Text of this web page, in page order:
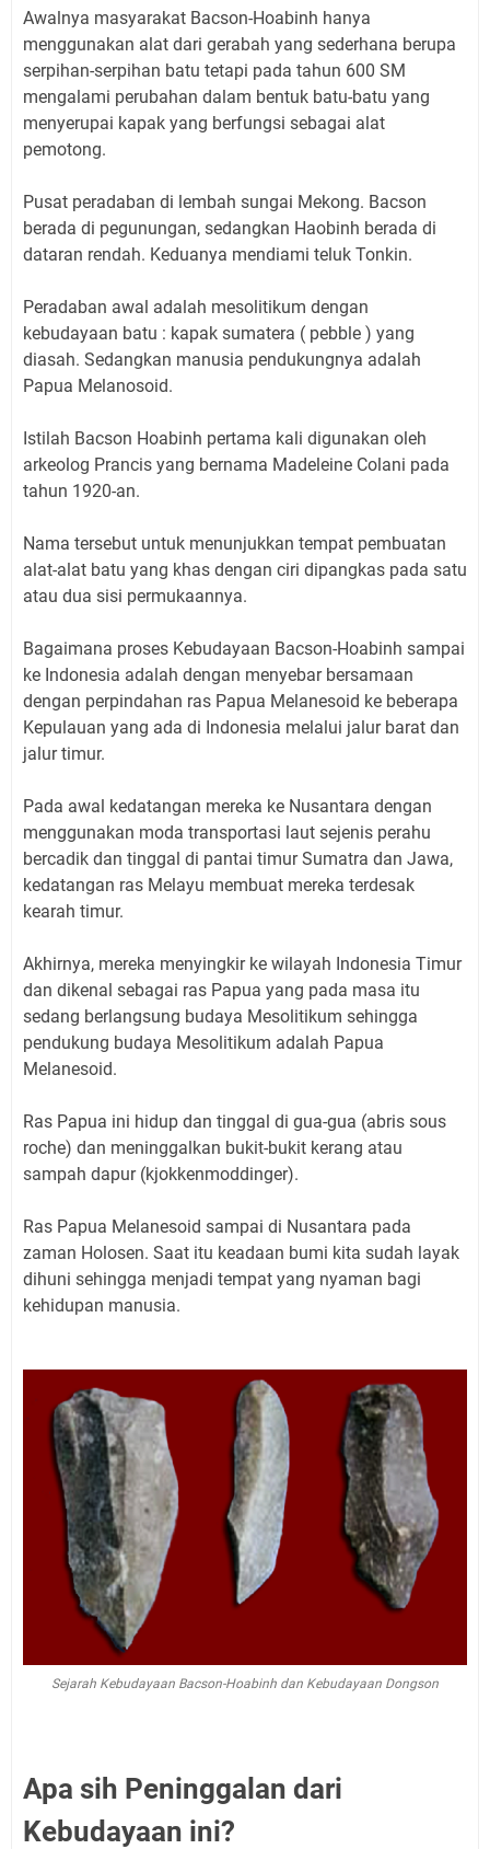
Awalnya masyarakat Bacson-Hoabinh hanya
menggunakan alat dari gerabah yang sederhana berupa
serpihan-serpihan batu tetapi pada tahun 600 SM
mengalami perubahan dalam bentuk batu-batu yang
menyerupai kapak yang berfungsi sebagai alat
pemotong.
Pusat peradaban di lembah sungai Mekong. Bacson
berada di pegunungan, sedangkan Haobinh berada di
dataran rendah. Keduanya mendiami teluk Tonkin.
Peradaban awal adalah mesolitikum dengan
kebudayaan batu : kapak sumatera ( pebble ) yang
diasah. Sedangkan manusia pendukungnya adalah
Papua Melanosoid.
Istilah Bacson Hoabinh pertama kali digunakan oleh
arkeolog Prancis yang bernama Madeleine Colani pada
tahun 1920-an.
Nama tersebut untuk menunjukkan tempat pembuatan
alat-alat batu yang khas dengan ciri dipangkas pada satu
atau dua sisi permukaannya.
Bagaimana proses Kebudayaan Bacson-Hoabinh sampai
ke Indonesia adalah dengan menyebar bersamaan
dengan perpindahan ras Papua Melanesoid ke beberapa
Kepulauan yang ada di Indonesia melalui jalur barat dan
jalur timur.
Pada awal kedatangan mereka ke Nusantara dengan
menggunakan moda transportasi laut sejenis perahu
bercadik dan tinggal di pantai timur Sumatra dan Jawa,
kedatangan ras Melayu membuat mereka terdesak
kearah timur.
Akhirnya, mereka menyingkir ke wilayah Indonesia Timur
dan dikenal sebagai ras Papua yang pada masa itu
sedang berlangsung budaya Mesolitikum sehingga
pendukung budaya Mesolitikum adalah Papua
Melanesoid.
Ras Papua ini hidup dan tinggal di gua-gua (abris sous
roche) dan meninggalkan bukit-bukit kerang atau
sampah dapur (kjokkenmoddinger).
Ras Papua Melanesoid sampai di Nusantara pada
zaman Holosen. Saat itu keadaan bumi kita sudah layak
dihuni sehingga menjadi tempat yang nyaman bagi
kehidupan manusia.
Sejarah Kebudayaan Bacson-Hoabinh dan Kebudayaan Dongson
Apa sih Peninggalan dari
Kebudayaan ini?